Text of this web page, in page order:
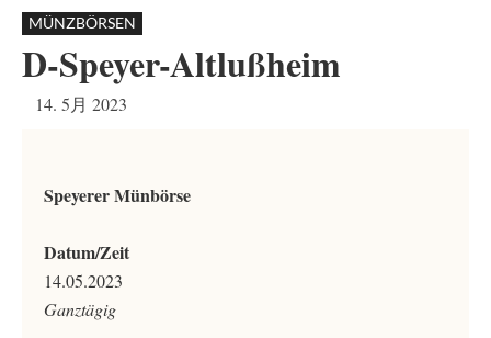
MÜNZBÖRSEN
D-Speyer-Altlußheim
14. 5月 2023
Speyerer Münbörse
Datum/Zeit
14.05.2023
Ganztägig